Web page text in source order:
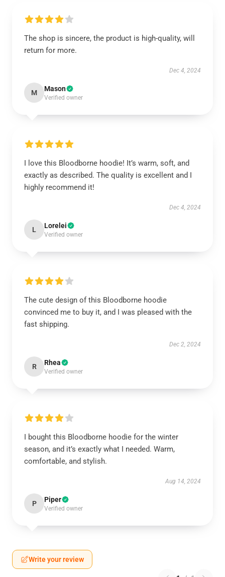
The shop is sincere, the product is high-quality, will
return for more.
Dec 4, 2024
M Mason
Verified owner
I love this Bloodborne hoodie! It’s warm, soft, and
exactly as described. The quality is excellent and I
highly recommend it!
Dec 4, 2024
L Lorelei
Verified owner
The cute design of this Bloodborne hoodie
convinced me to buy it, and I was pleased with the
fast shipping.
Dec 2, 2024
R Rhea
Verified owner
I bought this Bloodborne hoodie for the winter
season, and it’s exactly what I needed. Warm,
comfortable, and stylish.
Aug 14, 2024
P Piper
Verified owner
Write your review